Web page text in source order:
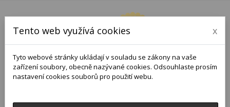
Tento web využívá cookies x
Tyto webové stránky ukládají v souladu se zákony na vaše
zařízení soubory, obecně nazývané cookies. Odsouhlaste prosím
nastavení cookies souborů pro použití webu.